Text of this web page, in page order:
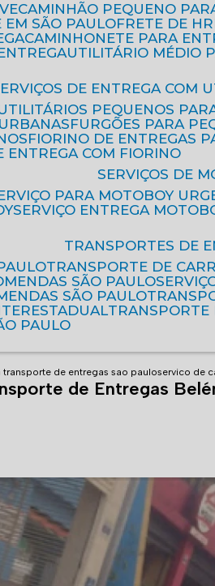
CAMINHÃO PEQUENO
EM SÃO PAULO
FRETE DE HR
CAMINHONETE PARA
UTILITÁRIO MÉDIO
SERVIÇOS DE ENTREGA COM
UTILITÁRIOS PEQUENOS
FURGÕES PARA
FIORINO DE ENTREGAS
ENTREGA COM FIORINO
SERVIÇOS DE
PARA MOTOBOY
SERVIÇO ENTREGA
TRANSPORTES DE
TRANSPORTE DE
SÃO PAULO
SÃO PAULO
PAULO
transporte de entregas sao pauloservico de
de Entregas